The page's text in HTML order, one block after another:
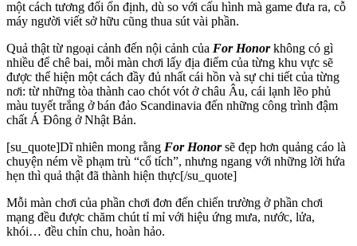
một cách tương đối ổn định, dù so với cấu hình mà game đưa ra, cỗ
máy người viết sở hữu cũng thua sút vài phần.
Quả thật từ ngoại cảnh đến nội cảnh của For Honorkhông có gì
nhiều để chê bai, mỗi màn chơi lấy địa điểm của từng khu vực sẽ
được thể hiện một cách đầy đủ nhất cái hồn và sự chi tiết của từng
nơi: từ những tòa thành cao chót vót ở châu Âu, cái lạnh lẽo phủ
màu tuyết trắng ở bán đảo Scandinavia đến những công trình đậm
chất Á Đông ở Nhật Bản.
[su_quote]Dĩ nhiên mong rằng For Honorsẽ đẹp hơn quảng cáo là
chuyện ném về phạm trù “cổ tích”, nhưng ngang với những lời hứa
hẹn thì quả thật đã thành hiện thực[/su_quote]
Mỗi màn chơi của phần chơi đơn đến chiến trường ở phần chơi
mạng đều được chăm chút tỉ mỉ với hiệu ứng mưa, nước, lửa,
khói… đều chỉn chu, hoàn hảo.